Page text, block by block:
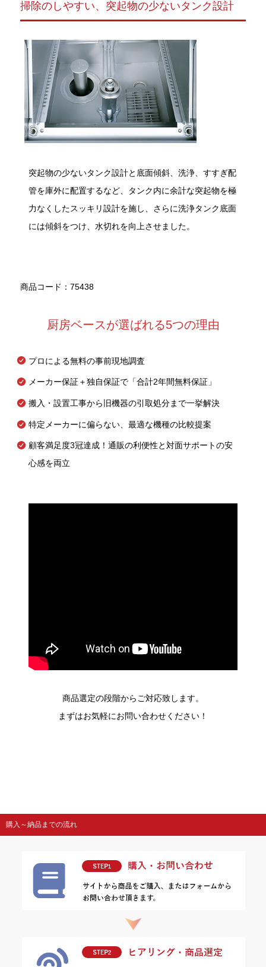
掃除のしやすい、突起物の少ないタンク設計
突起物の少ないタンク設計と底面傾斜、洗浄、すすぎ配
管を庫外に配置するなど、タンク内に余計な突起物を極
力なくしたスッキリ設計を施し、さらに洗浄タンク底面
には傾斜をつけ、水切れを向上させました。
商品コード：75438
厨房ベースが選ばれる5つの理由
プロによる無料の事前現地調査
メーカー保証＋独自保証で「合計2年間無料保証」
搬入・設置工事から旧機器の引取処分まで一挙解決
特定メーカーに偏らない、最適な機種の比較提案
顧客満足度3冠達成！通販の利便性と対面サポートの安
心感を両立
商品選定の段階からご対応致します。
まずはお気軽にお問い合わせください！
購入～納品までの流れ